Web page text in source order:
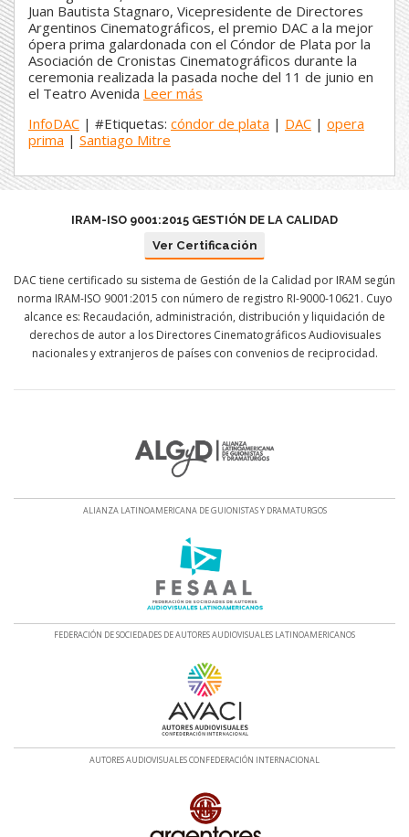
Juan Bautista Stagnaro, Vicepresidente de Directores
Argentinos Cinematográficos, el premio DAC a la mejor
ópera prima galardonada con el Cóndor de Plata por la
Asociación de Cronistas Cinematográficos durante la
ceremonia realizada la pasada noche del 11 de junio en
el Teatro Avenida Leer más
InfoDAC | #Etiquetas: cóndor de plata | DAC | opera
prima | Santiago Mitre
IRAM-ISO 9001:2015 GESTIÓN DE LA CALIDAD
Ver Certificación
DAC tiene certificado su sistema de Gestión de la Calidad por IRAM según
norma IRAM-ISO 9001:2015 con número de registro RI-9000-10621. Cuyo
alcance es: Recaudación, administración, distribución y liquidación de
derechos de autor a los Directores Cinematográficos Audiovisuales
nacionales y extranjeros de países con convenios de reciprocidad.
ALIANZA LATINOAMERICANA DE GUIONISTAS Y DRAMATURGOS
FEDERACIÓN DE SOCIEDADES DE AUTORES AUDIOVISUALES LATINOAMERICANOS
AUTORES AUDIOVISUALES CONFEDERACIÓN INTERNACIONAL